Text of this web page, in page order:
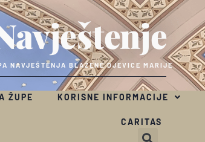
NAVJEŠTENJA BLAŽENE DJEVICE MARIJE
ŽUPE KORISNE INFORMACIJE
CARITAS